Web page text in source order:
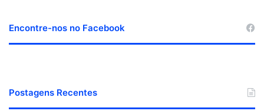
Encontre-nos no Facebook
Postagens Recentes